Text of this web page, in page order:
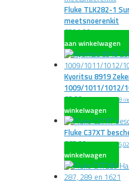
Fluke TLK282-1
meetsnoerenkit
€301,00 excl. BTW€
aan winkelwagen
Kyoritsu 8919
1009/1011/1012/
€8,00 excl. BTW€9,68
winkelwagen
Fluke C37XT
€62,00 excl. BTW€75,02
winkelwagen